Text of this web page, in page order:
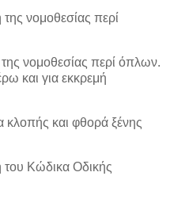
νομοθεσίας περί
νομοθεσίας περί όπλων.
και για εκκρεμή
κλοπής και φθορά ξένης
Κώδικα Οδικής